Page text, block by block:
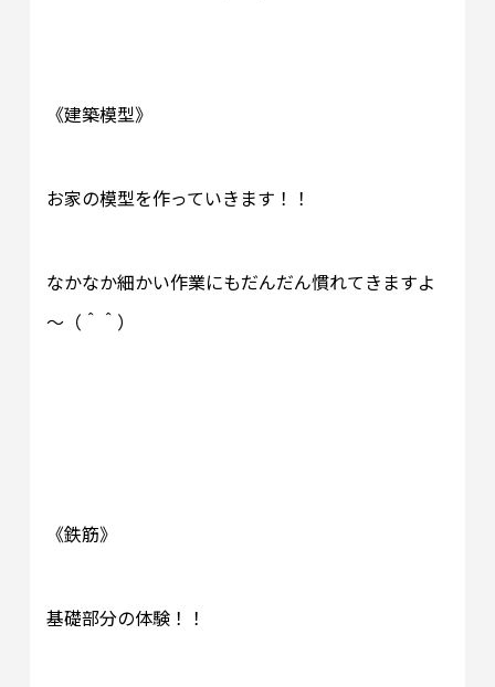
《建築模型》
お家の模型を作っていきます！！
なかなか細かい作業にもだんだん慣れてきますよ
～（＾＾）
《鉄筋》
基礎部分の体験！！